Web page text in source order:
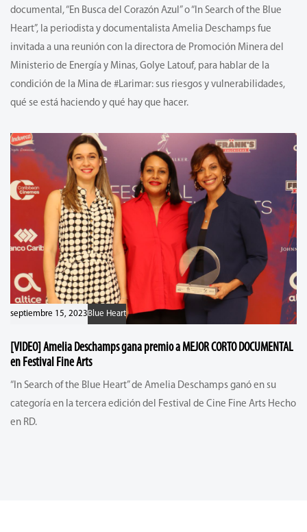
documental, “En Busca del Corazón Azul” o “In Search of the Blue
Heart”, la periodista y documentalista Amelia Deschamps fue
invitada a una reunión con la directora de Promoción Minera del
Ministerio de Energía y Minas, Golye Latouf, para hablar de la
condición de la Mina de #Larimar: sus riesgos y vulnerabilidades,
qué se está haciendo y qué hay que hacer.
septiembre 15, 2023 Blue Heart
[VIDEO] Amelia Deschamps gana premio a MEJOR CORTO DOCUMENTAL
en Festival Fine Arts
“In Search of the Blue Heart” de Amelia Deschamps ganó en su
categoría en la tercera edición del Festival de Cine Fine Arts Hecho
en RD.